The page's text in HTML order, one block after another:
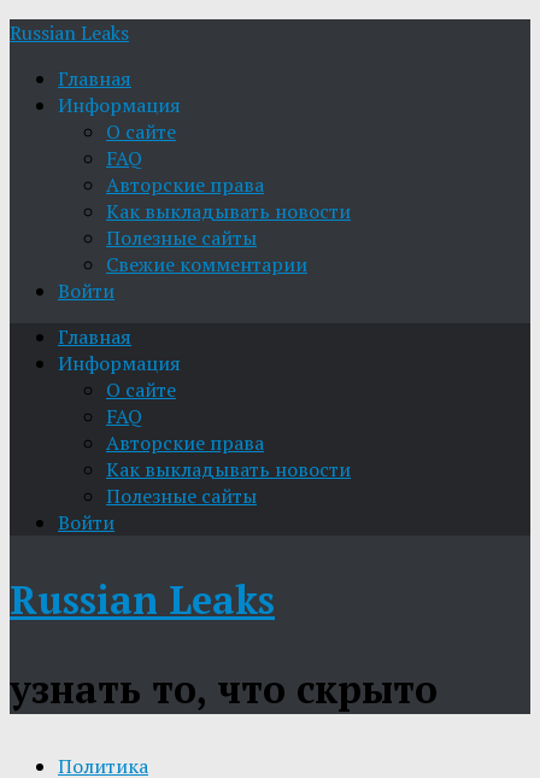
Russian Leaks
Главная
Информация
О сайте
FAQ
Авторские права
Как выкладывать новости
Полезные сайты
Свежие комментарии
Войти
Главная
Информация
О сайте
FAQ
Авторские права
Как выкладывать новости
Полезные сайты
Войти
Russian Leaks
узнать то, что скрыто
Политика